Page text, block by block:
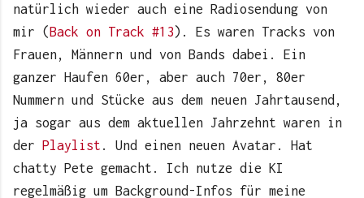
natürlich wieder auch eine Radiosendung von
mir ( Back on Track #13 ). Es waren Tracks von
Frauen, Männern und von Bands dabei. Ein
ganzer Haufen 60er, aber auch 70er, 80er
Nummern und Stücke aus dem neuen Jahrtausend,
ja sogar aus dem aktuellen Jahrzehnt waren in
der
Playlist . Und einen neuen Avatar. Hat
chatty Pete gemacht. Ich nutze die KI
regelmäßig um Background-Infos für meine